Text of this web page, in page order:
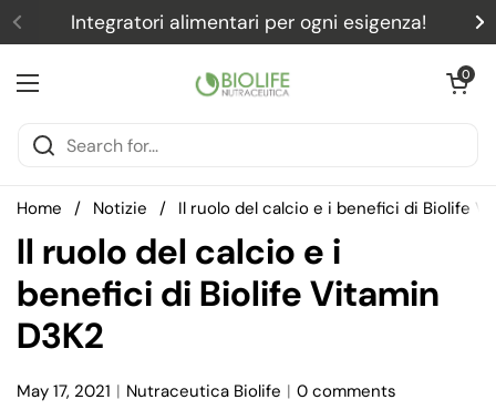
Skip to content
Previous
Integratori alimentari per ogni esigenza!
Open menu
Open cart
0
Home / Notizie / Il ruolo del calcio e i benefici di Biolife
Il ruolo del calcio e i
benefici di Biolife Vitamin
D3K2
May 17, 2021 Nutraceutica Biolife 0 comments